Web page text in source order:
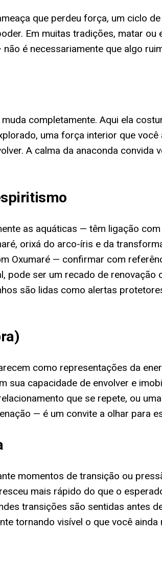
que perdeu força, um ciclo
Em muitas tradições, matar
é necessariamente que algo
completamente. Aqui ela
uma força interior que
A calma da anaconda
as aquáticas — têm ligação
orixá do arco-íris e da
Oxumaré — confirmar com
pode ser um recado de
são lidas como alertas
como representações da
capacidade de envolver e
que se repete, ou
— é um convite a olhar para
momentos de transição ou
mais rápido do que o
transições são sentidas antes
tornando visível o que você ainda